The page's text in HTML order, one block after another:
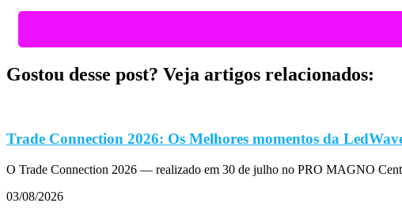
Gostou desse post? Veja artigos relacionados:
Trade Connection 2026: Os Melhores momentos da
O Trade Connection 2026 — realizado em 30 de julho no PRO MAGNO
03/08/2026